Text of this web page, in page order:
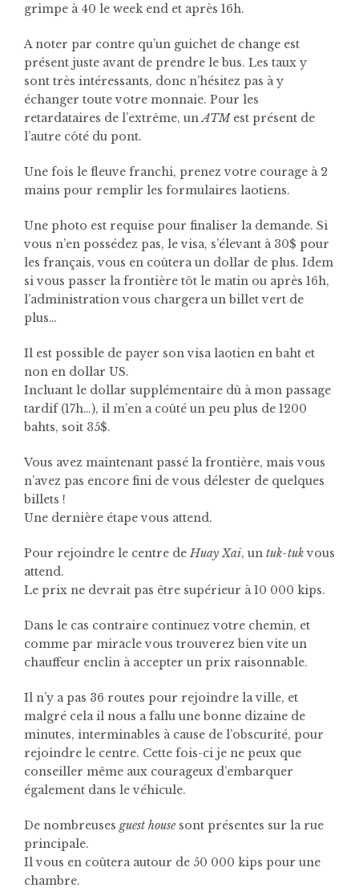
grimpe à 40 le week end et après 16h.
A noter par contre qu’un guichet de change est
présent juste avant de prendre le bus. Les taux y
sont très intéressants, donc n’hésitez pas à y
échanger toute votre monnaie. Pour les
retardataires de l’extrême, unATMest présent de
l’autre côté du pont.
Une fois le fleuve franchi, prenez votre courage à 2
mains pour remplir les formulaires laotiens.
Une photo est requise pour finaliser la demande. Si
vous n’en possédez pas, le visa, s’élevant à 30$ pour
les français, vous en coûtera un dollar de plus. Idem
si vous passer la frontière tôt le matin ou après 16h,
l’administration vous chargera un billet vert de
plus…
Il est possible de payer son visa laotien en baht et
non en dollar US.
Incluant le dollar supplémentaire dû à mon passage
tardif (17h…), il m’en a coûté un peu plus de 1200
bahts, soit 35$.
Vous avez maintenant passé la frontière, mais vous
n’avez pas encore fini de vous délester de quelques
billets !
Une dernière étape vous attend.
Pour rejoindre le centre deHuay Xai, un tuk-tukvous
attend.
Le prix ne devrait pas être supérieur à 10 000 kips.
Dans le cas contraire continuez votre chemin, et
comme par miracle vous trouverez bien vite un
chauffeur enclin à accepter un prix raisonnable.
Il n’y a pas 36 routes pour rejoindre la ville, et
malgré cela il nous a fallu une bonne dizaine de
minutes, interminables à cause de l’obscurité, pour
rejoindre le centre. Cette fois-ci je ne peux que
conseiller même aux courageux d’embarquer
également dans le véhicule.
De nombreuses guest housesont présentes sur la rue
principale.
Il vous en coûtera autour de 50 000 kips pour une
chambre.